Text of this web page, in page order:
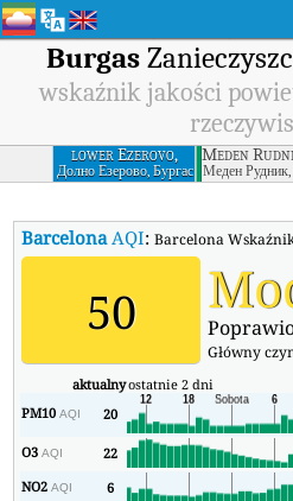
Burgas
wskaźnik jakości
lower Ezerovo,
Burgas
Долно Езерово, Бургас
Meden
Меден Рудник,
BarcelonaAQI:Barcelona
50
Główny
aktualnyostatnie 2 dni
PM10AQI 20
O3AQI 22
NO2AQI 6